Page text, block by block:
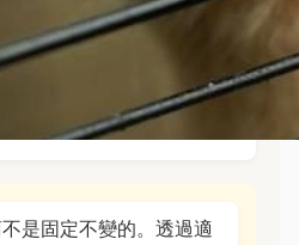
是固定不變的。透過適